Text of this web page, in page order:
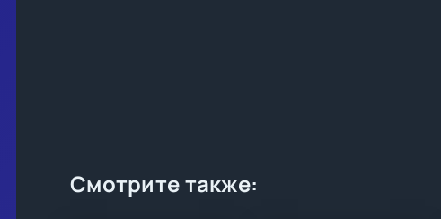
Смотрите также: